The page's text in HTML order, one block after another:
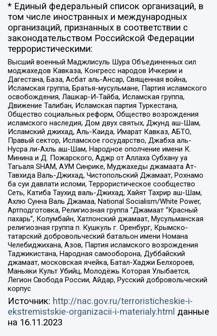
* Единый федеральный список организаций, в
том числе иностранных и международных
организаций, признанных в соответствии с
законодательством Российской Федерации
террористическими:
Высший военный Маджлисуль Шура Объединенных сил
моджахедов Кавказа, Конгресс народов Ичкерии и
Дагестана, База, Асбат аль-Ансар, Священная война,
Исламская группа, Братья-мусульмане, Партия исламского
освобождения, Лашкар-И-Тайба, Исламская группа,
Движение Талибан, Исламская партия Туркестана,
Общество социальных реформ, Общество возрождения
исламского наследия, Дом двух святых, Джунд аш-Шам,
Исламский джихад, Аль-Каида, Имарат Кавказ, АБТО,
Правый сектор, Исламское государство, Джабха аль-
Нусра ли-Ахль аш-Шам, Народное ополчение имени К.
Минина и Д. Пожарского, Аджр от Аллаха Субхану уа
Тагьаля SHAM, АУМ Синрике, Муджахеды джамаата Ат-
Тавхида Валь-Джихад, Чистопольский Джамаат, Рохнамо
ба суи давлати исломи, Террористическое сообщество
Сеть, Катиба Таухид валь-Джихад, Хайят Тахрир аш-Шам,
Ахлю Сунна Валь Джамаа, National Socialism/White Power,
Артподготовка, Религиозная группа “Джамаат “Красный
пахарь”, Колумбайн, Хатлонский джамаат, Мусульманская
религиозная группа п. Кушкуль г. Оренбург, Крымско-
татарский добровольческий батальон имени Номана
Челебиджихана, Азов, Партия исламского возрождения
Таджикистана, Народная самооборона, Дуббайский
джамаат, московская ячейка, Батал-Хаджи Белхороев,
Маньяки Культ Убийц, Молодёжь Которая Улыбается,
Легион Свобода России, Айдар, Русский добровольческий
корпус
Источник: http://nac.gov.ru/terroristicheskie-i-
ekstremistskie-organizacii-i-materialy.html данные
на 16.11.2023